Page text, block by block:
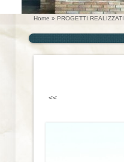
Home » PROGETTI REALIZZATI
<<